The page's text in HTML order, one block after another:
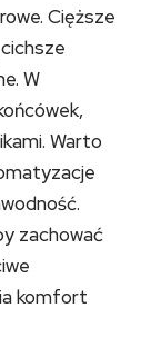
Cięższe
W
Warto
zachować
komfort